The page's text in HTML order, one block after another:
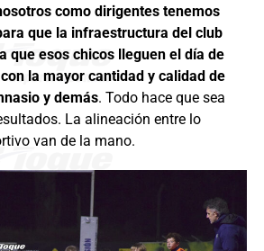
como dirigentes tenemos
que la infraestructura del club
que esos chicos lleguen el día de
la mayor cantidad y calidad de
y demás. Todo hace que sea
La alineación entre lo
van de la mano.